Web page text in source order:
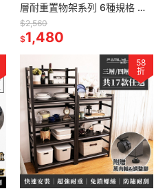
層耐重置物架系列 6種規格 免
螺絲角鋼 展示架 層架 置物架
廚房層架 廚房收納架 書櫃
$2,560
$1,480
58
折